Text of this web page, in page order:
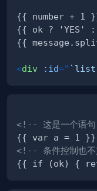
<div :id="
<!-- 这是一个语
<!-- 条件控制也不